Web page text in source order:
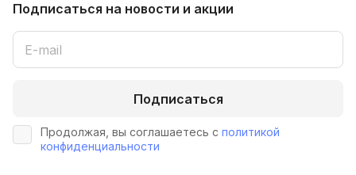
Подписаться на новости и акции
Подписаться
Продолжая, вы соглашаетесь с политикой
конфиденциальности